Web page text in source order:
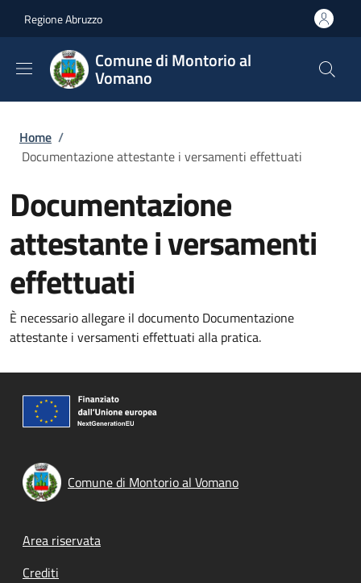
Regione Abruzzo
Comune di Montorio al
Vomano
Briciole di pane
Home /
Documentazione attestante i versamenti effettuati
Documentazione
attestante i versamenti
effettuati
È necessario allegare il documento Documentazione
attestante i versamenti effettuati alla pratica.
Comune di Montorio al Vomano
Footer menu
Area riservata
Crediti